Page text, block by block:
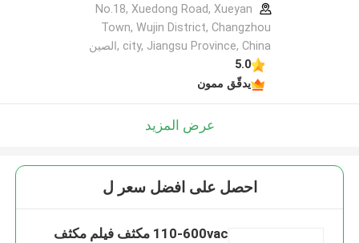
No.18, Xuedong Road, Xueyan
Town, Wujin District, Changzhou
city, Jiangsu Province, China ,الصين
5.0
يدقّق ممون
عرض المزيد
احصل على افضل سعر ل
110-600vac مكثف فيلم مكثف